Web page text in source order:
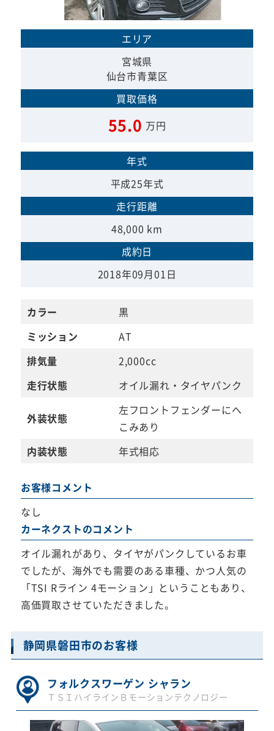
エリア
宮城県
仙台市青葉区
買取価格
55.0 万円
年式
平成25年式
走行距離
48,000 km
成約日
2018年09月01日
カラー
黒
ミッション
AT
排気量
2,000cc
走行状態
オイル漏れ・タイヤパンク
外装状態
左フロントフェンダーにへ
こみあり
内装状態
年式相応
お客様コメント
なし
カーネクストのコメント
オイル漏れがあり、タイヤがパンクしているお車
でしたが、海外でも需要のある車種、かつ人気の
「TSI Rライン 4モーション」ということもあり、
高価買取させていただきました。
静岡県磐田市のお客様
フォルクスワーゲン シャラン
ＴＳＩハイラインＢモーションテクノロジー